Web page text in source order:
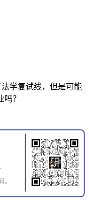
学复试线，但是可能
？